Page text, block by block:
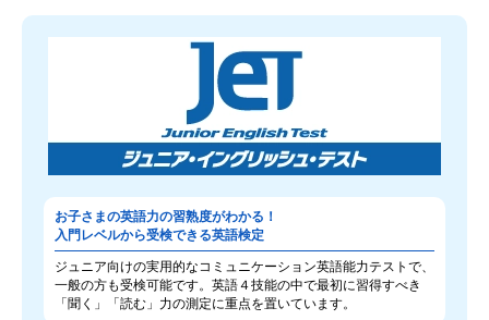
お子さまの英語力の習熟度がわかる！
入門レベルから受検できる英語検定
ジュニア向けの実用的なコミュニケーション英語能力テストで、
一般の方も受検可能です。英語４技能の中で最初に習得すべき
「聞く」「読む」力の測定に重点を置いています。